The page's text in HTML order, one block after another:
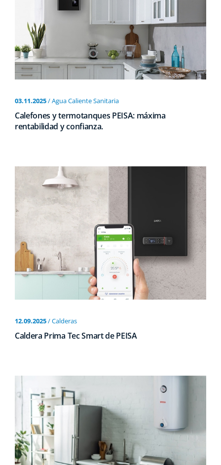
03.11.2025/ Agua Caliente Sanitaria
Calefones y termotanques PEISA: máxima
rentabilidad y confianza.
12.09.2025/ Calderas
Caldera Prima Tec Smart de PEISA